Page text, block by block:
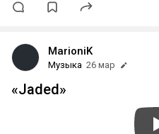
MarioniK
Музыка 26 мар
«Jaded»